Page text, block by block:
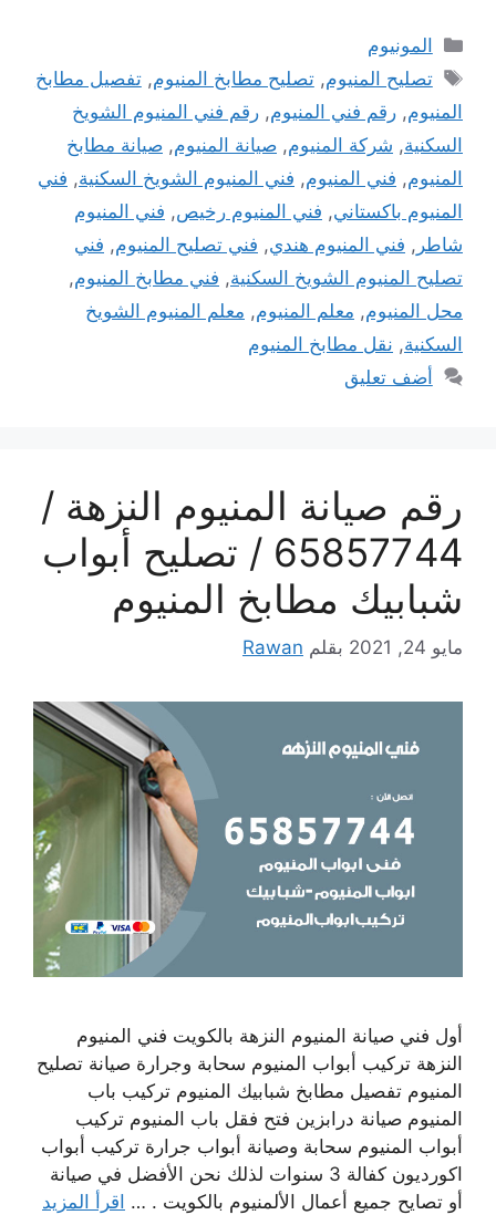
التصنيفات
المونيوم
الوسوم
تصليح المنيوم,تصليح مطابخ المنيوم,تفصيل مطابخ
المنيوم, رقم فني المنيوم, رقم فني المنيوم الشويخ
السكنية, شركة المنيوم, صيانة المنيوم, صيانة مطابخ
المنيوم, فني المنيوم, فني المنيوم الشويخ السكنية, فني
المنيوم باكستاني, فني المنيوم رخيص, فني المنيوم
شاطر , فني المنيوم هندي, فني تصليح المنيوم, فني
تصليح المنيوم الشويخ السكنية, فني مطابخ المنيوم,
محل المنيوم, معلم المنيوم, معلم المنيوم الشويخ
السكنية, نقل مطابخ المنيوم
أضف تعليق
رقم صيانة المنيوم النزهة /
65857744 / تصليح أبواب
شبابيك مطابخ المنيوم
مايو 24, 2021 بقلم Rawan
أول فني صيانة المنيوم النزهة بالكويت فني المنيوم
النزهة تركيب أبواب المنيوم سحابة وجرارة صيانة تصليح
المنيوم تفصيل مطابخ شبابيك المنيوم تركيب باب
المنيوم صيانة درابزين فتح فقل باب المنيوم تركيب
أبواب المنيوم سحابة وصيانة أبواب جرارة تركيب أبواب
اكورديون كفالة 3 سنوات لذلك نحن الأفضل في صيانة
أو تصايح جميع أعمال الألمنيوم بالكويت . … اقرأ المزيد